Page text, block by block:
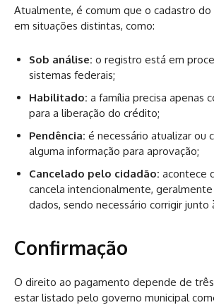
Atualmente, é comum que o cadastro
em situações distintas, como:
Sob análise: o registro está em
sistemas federais;
Habilitado: a família precisa apenas
para a liberação do crédito;
Pendência: é necessário atualizar ou
alguma informação para aprovação;
Cancelado pelo cidadão: acontece
cancela intencionalmente,
dados, sendo necessário corrigir junto
Confirmação
O direito ao pagamento depende de
estar listado pelo governo municipal